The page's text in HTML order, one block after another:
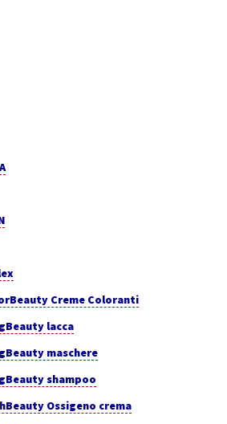
Creme Coloranti
lacca
maschere
shampoo
Ossigeno crema